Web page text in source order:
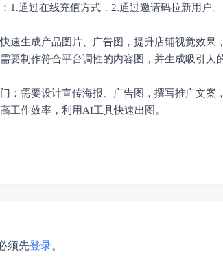
1.通过在线充值方式，2.通过邀请码拉新用户
速生成产品图片、广告图，提升店铺视觉效果
要制作符合平台调性的内容图，并生成吸引人
：需要设计宣传海报、广告图，撰写推广文案
工作效率，利用AI工具快速出图。
须先登录。